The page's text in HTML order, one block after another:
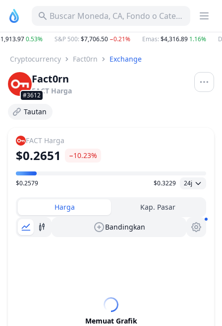
Buscar Moneda, CA, Fondo o Categoría
0.53% S&P 500:$7,706.50−0.21% Emas:$4,316.891.16%
Cryptocurrency Fact0rn Exchange
#3612
Fact0rn
FACT Harga
Tautan
FACT Harga
$0.2651 −10.23%
Kisaran Harga
$0.2579 $0.3229 24j
Harga Kap. Pasar
Bandingkan
Memuat Grafik